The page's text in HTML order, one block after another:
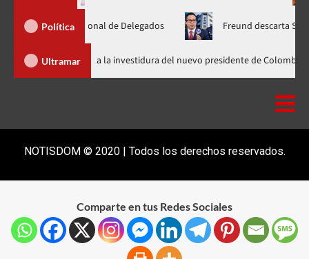
Política
Nacional de Delegados Freund descarta Secretaría de
Ultramar
Abinader llega a Cali para asistir a la investidura del nuevo presidente
NOTISDOM © 2020 | Todos los derechos reservados.
Comparte en tus Redes Sociales